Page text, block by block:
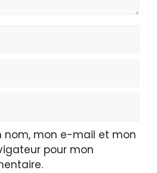
nom, mon e-mail et mon
pour mon